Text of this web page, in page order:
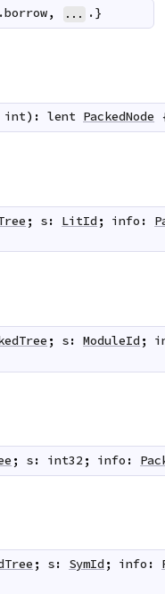
borrow, ... .}
int) : lent PackedNode
; s: LitId ; info :
; s: ModuleId ;
; s: int32 ; info :
; s: SymId ; info :